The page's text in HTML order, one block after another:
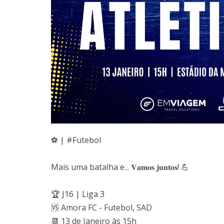
⚽️ | #Futebol
Mais uma batalha e... 𝐕𝐚𝐦𝐨𝐬 𝐣𝐮𝐧𝐭𝐨𝐬! 💪
🏆 J16 | Liga 3
🆚 Amora FC - Futebol, SAD
📆 13 de Janeiro às 15h